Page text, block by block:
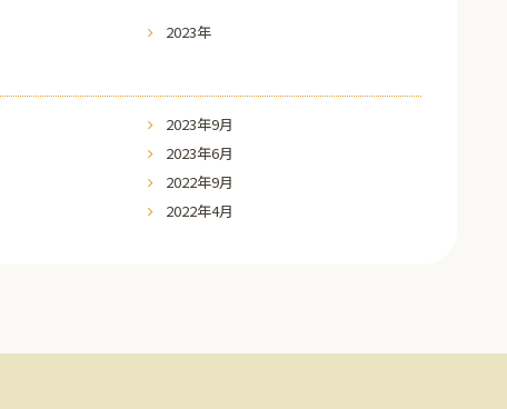
2023年
2023年9月
2023年6月
2022年9月
2022年4月